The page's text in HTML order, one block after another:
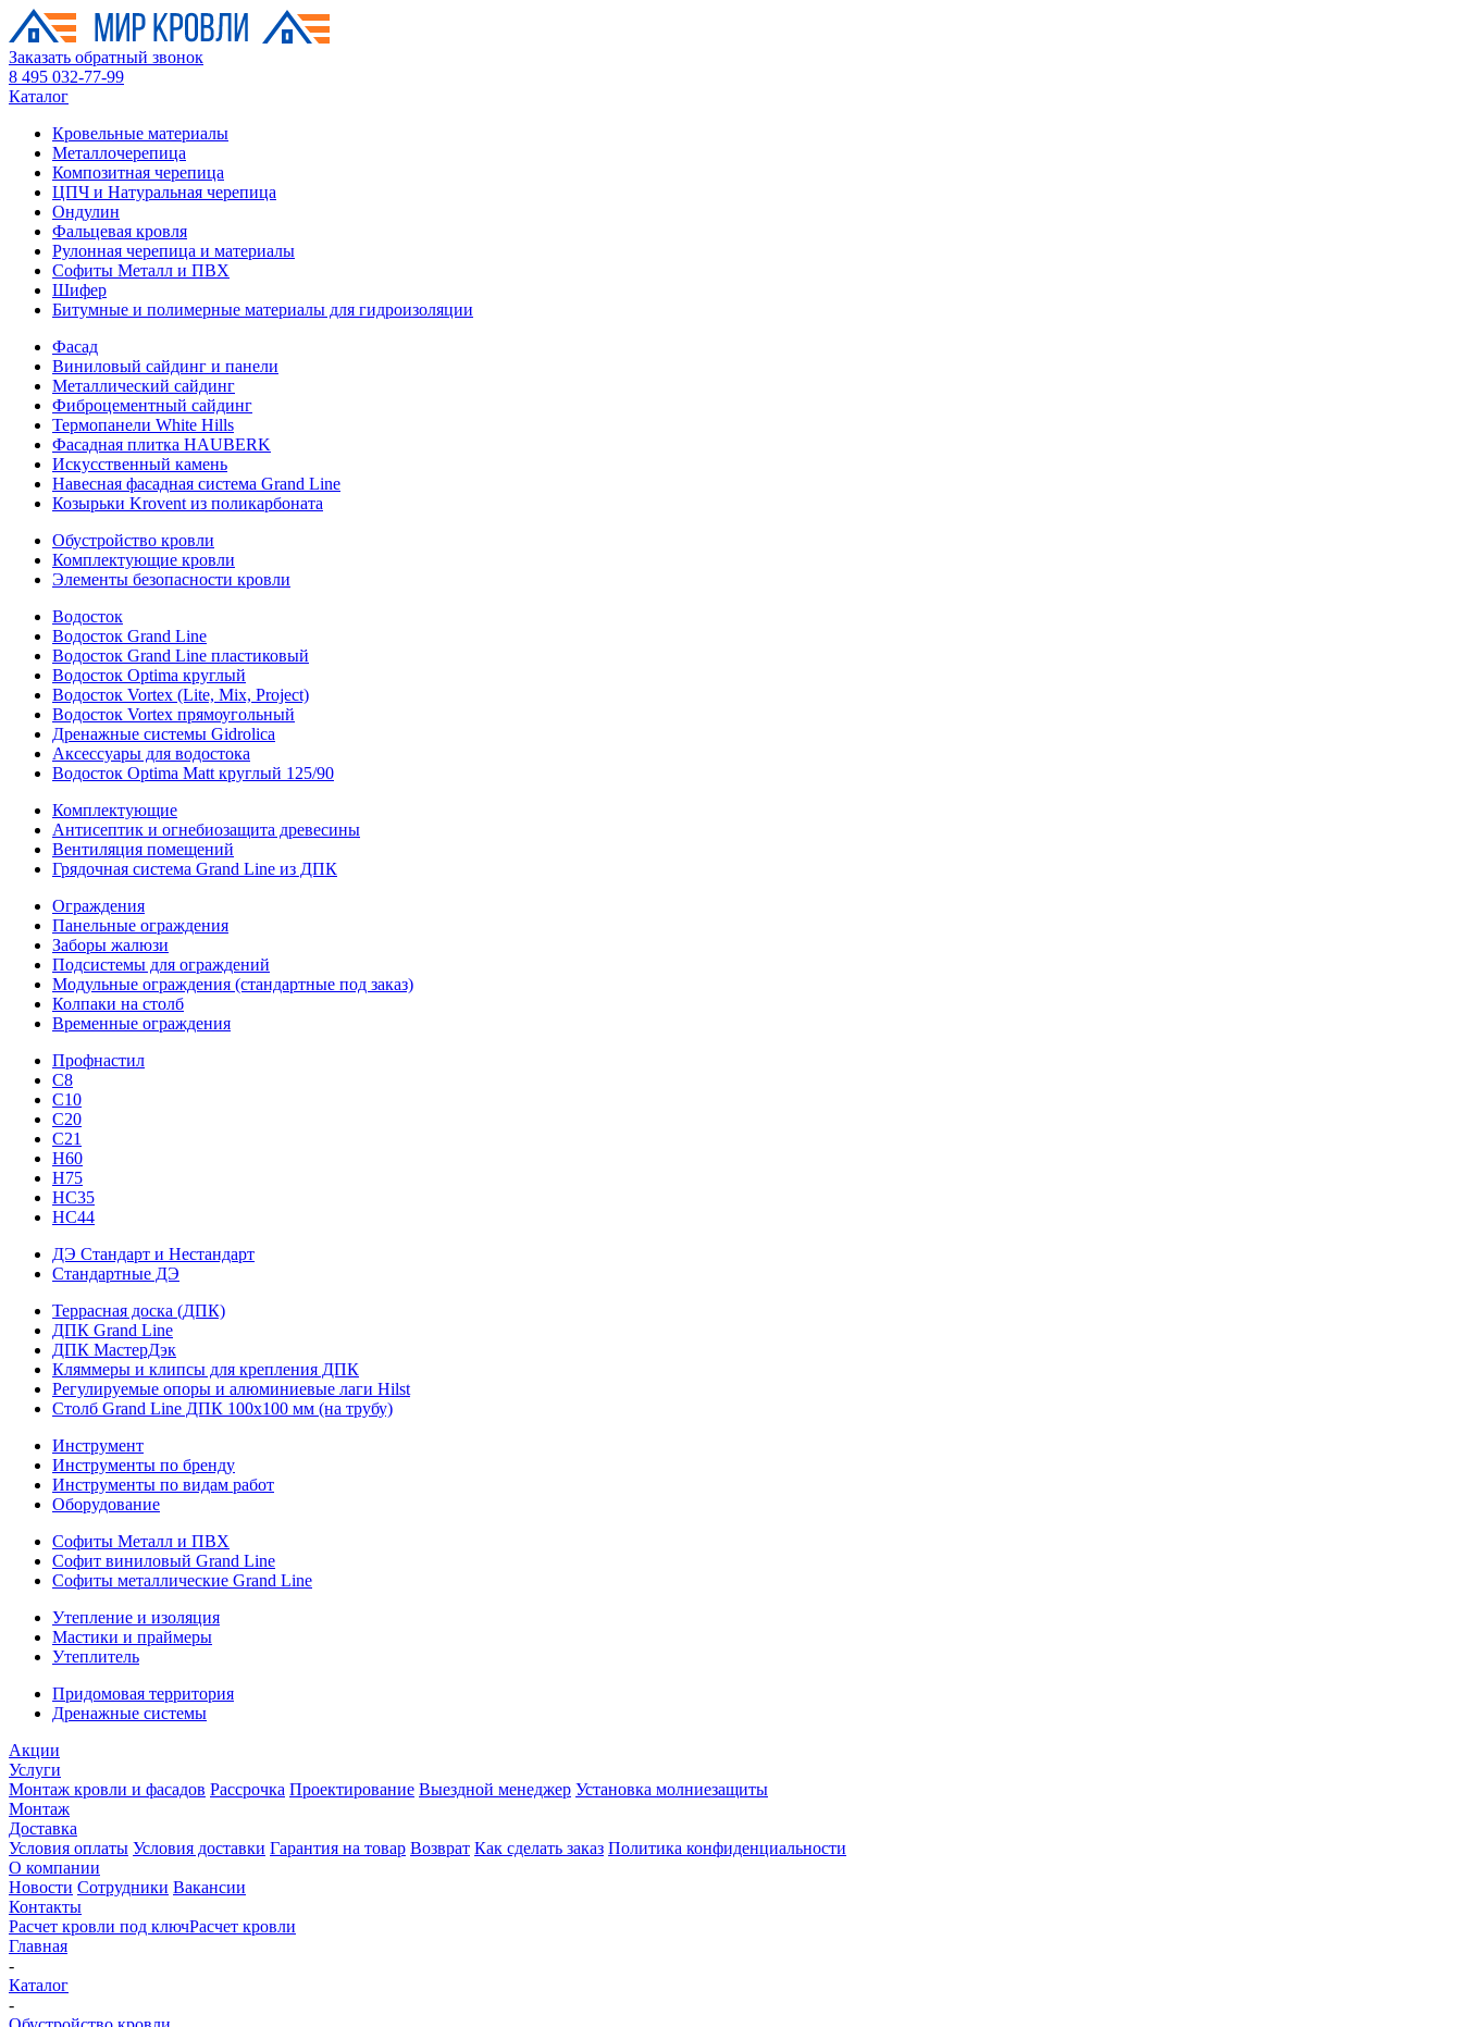
Заказать обратный звонок
8 495 032-77-99
Каталог
Кровельные материалы
Металлочерепица
Композитная черепица
ЦПЧ и Натуральная черепица
Ондулин
Фальцевая кровля
Рулонная черепица и материалы
Софиты Металл и ПВХ
Шифер
Битумные и полимерные материалы для гидроизоляции
Фасад
Виниловый сайдинг и панели
Металлический сайдинг
Фиброцементный сайдинг
Термопанели White Hills
Фасадная плитка HAUBERK
Искусственный камень
Навесная фасадная система Grand Line
Козырьки Krovent из поликарбоната
Обустройство кровли
Комплектующие кровли
Элементы безопасности кровли
Водосток
Водосток Grand Line
Водосток Grand Line пластиковый
Водосток Optima круглый
Водосток Vortex (Lite, Mix, Project)
Водосток Vortex прямоугольный
Дренажные системы Gidrolica
Аксессуары для водостока
Водосток Optima Matt круглый 125/90
Комплектующие
Антисептик и огнебиозащита древесины
Вентиляция помещений
Грядочная система Grand Line из ДПК
Ограждения
Панельные ограждения
Заборы жалюзи
Подсистемы для ограждений
Модульные ограждения (стандартные под заказ)
Колпаки на столб
Временные ограждения
Профнастил
С8
С10
С20
С21
H60
H75
HС35
НС44
ДЭ Стандарт и Нестандарт
Стандартные ДЭ
Террасная доска (ДПК)
ДПК Grand Line
ДПК МастерДэк
Кляммеры и клипсы для крепления ДПК
Регулируемые опоры и алюминиевые лаги Hilst
Столб Grand Line ДПК 100х100 мм (на трубу)
Инструмент
Инструменты по бренду
Инструменты по видам работ
Оборудование
Софиты Металл и ПВХ
Софит виниловый Grand Line
Софиты металлические Grand Line
Утепление и изоляция
Мастики и праймеры
Утеплитель
Придомовая территория
Дренажные системы
Акции
Услуги
Монтаж кровли и фасадов Рассрочка Проектирование Выездной менеджер Установка молниезащиты
Монтаж
Доставка
Условия оплаты Условия доставки Гарантия на товар Возврат Как сделать заказ Политика конфиденциальности
О компании
Новости Сотрудники Вакансии
Контакты
Расчет кровли под ключРасчет кровли
Главная
-
Каталог
-